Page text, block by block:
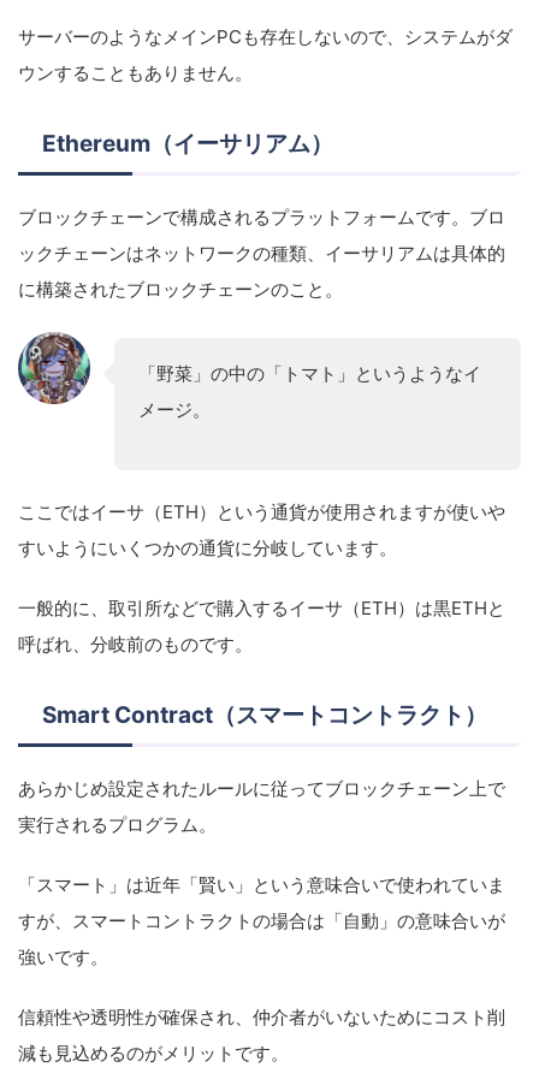
サーバーのようなメインPCも存在しないので、システムがダ
ウンすることもありません。
Ethereum（イーサリアム）
ブロックチェーンで構成されるプラットフォームです。ブロ
ックチェーンはネットワークの種類、イーサリアムは具体的
に構築されたブロックチェーンのこと。
「野菜」の中の「トマト」というようなイ
メージ。
ここではイーサ（ETH）という通貨が使用されますが使いや
すいようにいくつかの通貨に分岐しています。
一般的に、取引所などで購入するイーサ（ETH）は黒ETHと
呼ばれ、分岐前のものです。
Smart Contract（スマートコントラクト）
あらかじめ設定されたルールに従ってブロックチェーン上で
実行されるプログラム。
「スマート」は近年「賢い」という意味合いで使われていま
すが、スマートコントラクトの場合は「自動」の意味合いが
強いです。
信頼性や透明性が確保され、仲介者がいないためにコスト削
減も見込めるのがメリットです。